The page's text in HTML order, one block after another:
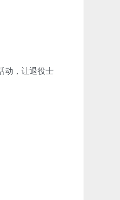
动，让退役士